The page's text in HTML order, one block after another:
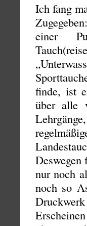
Ich fang
einer
finde, ist
über alle
Deswegen
nur noch
noch so